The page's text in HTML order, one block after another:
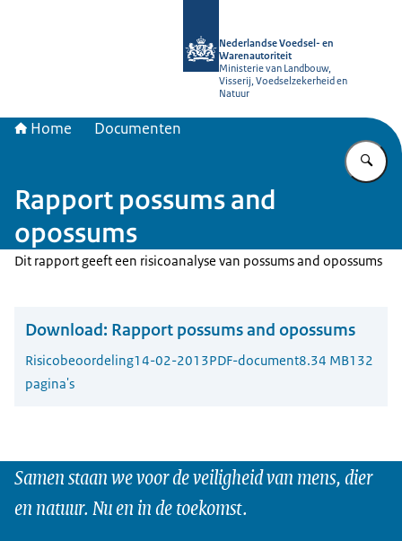
Nederlandse Voedsel- en
Warenautoriteit
Ministerie van Landbouw,
Visserij, Voedselzekerheid en
Natuur
Home Documenten
Rapport possums and
opossums
Dit rapport geeft een risicoanalyse van possums and opossums
Download: Rapport possums and opossums
Risicobeoordeling14-02-2013PDF-document8.34 MB132
pagina's
Samen staan we voor de veiligheid van mens, dier
en natuur. Nu en in de toekomst.